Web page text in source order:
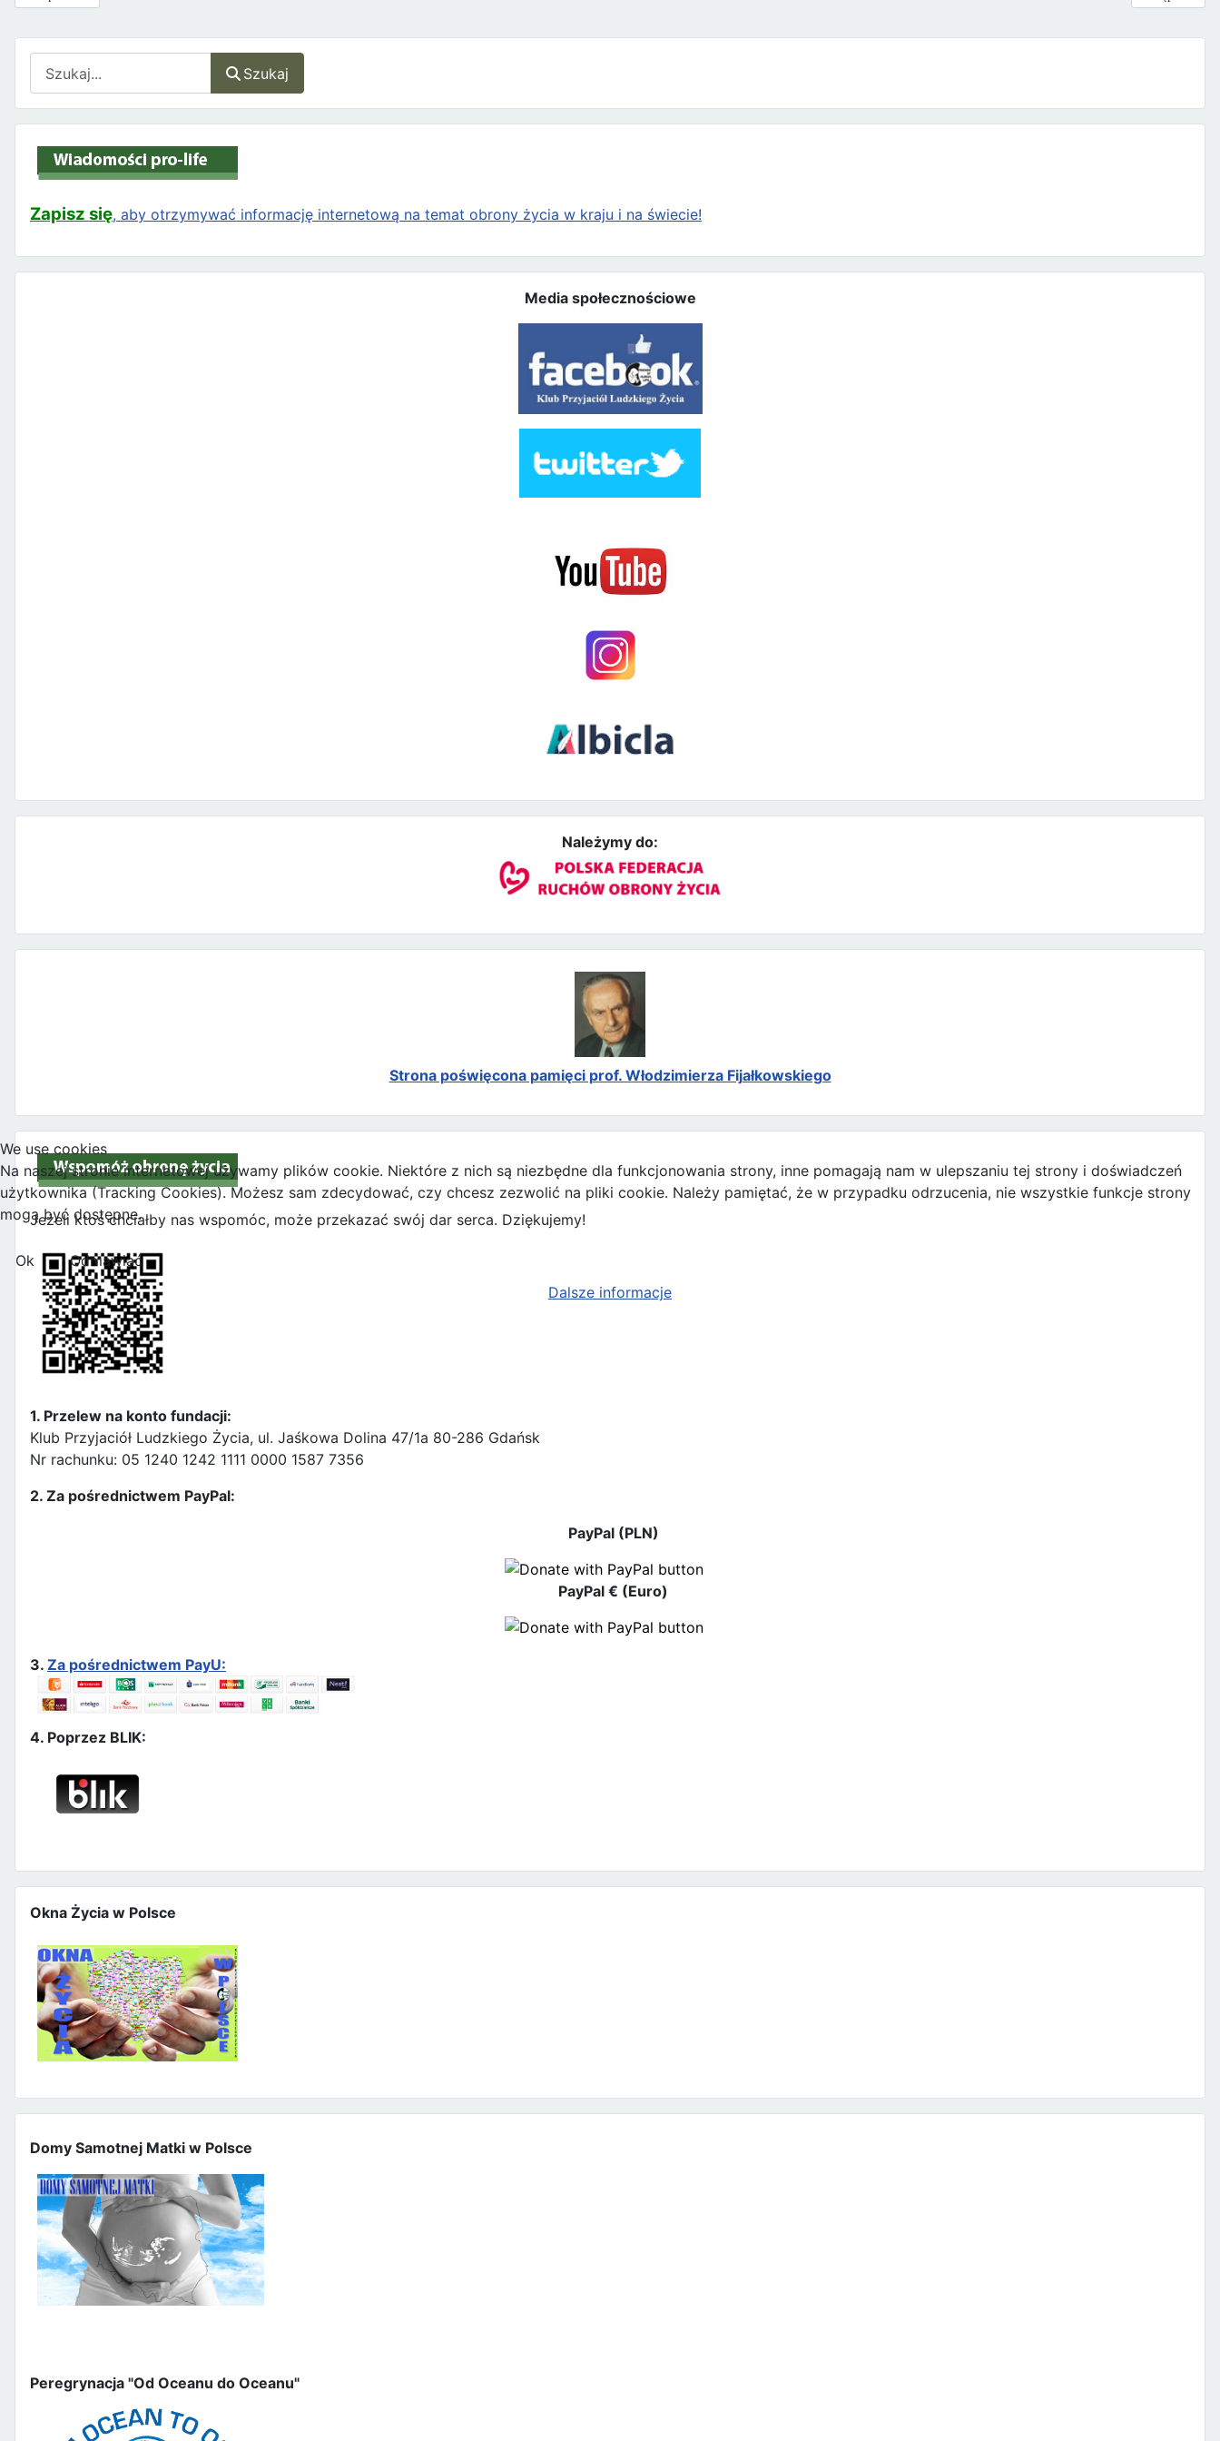
Szukaj
Zapisz się, aby otrzymywać informację internetową na temat obrony życia w kraju i na świecie!
Media społecznościowe
Należymy do:
Strona poświęcona pamięci prof. Włodzimierza Fijałkowskiego
Jeżeli ktoś chciałby nas wspomóc, może przekazać swój dar serca. Dziękujemy!
1. Przelew na konto fundacji:
Klub Przyjaciół Ludzkiego Życia, ul. Jaśkowa Dolina 47/1a 80-286 Gdańsk
Nr rachunku: 05 1240 1242 1111 0000 1587 7356
2. Za pośrednictwem PayPal:
PayPal (PLN)
PayPal € (Euro)
3. Za pośrednictwem PayU:
4. Poprzez BLIK:
Okna Życia w Polsce
Domy Samotnej Matki w Polsce
Peregrynacja "Od Oceanu do Oceanu"
We use cookies
Na naszej stronie internetowej używamy plików cookie. Niektóre z nich są niezbędne dla funkcjonowania strony, inne pomagają nam w ulepszaniu tej strony i doświadczeń
użytkownika (Tracking Cookies). Możesz sam zdecydować, czy chcesz zezwolić na pliki cookie. Należy pamiętać, że w przypadku odrzucenia, nie wszystkie funkcje strony
mogą być dostępne.
Ok
Odmawiać
Dalsze informacje